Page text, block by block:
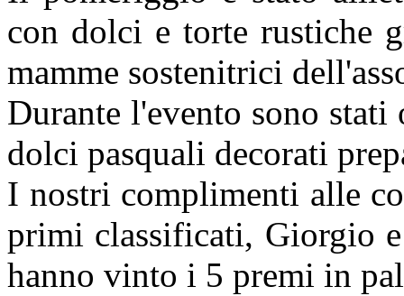
con dolci e torte rustiche
mamme sostenitrici
Durante l'evento sono
dolci pasquali decorati
I nostri complimenti alle
primi classificati, Giorgio
hanno vinto i 5 premi in